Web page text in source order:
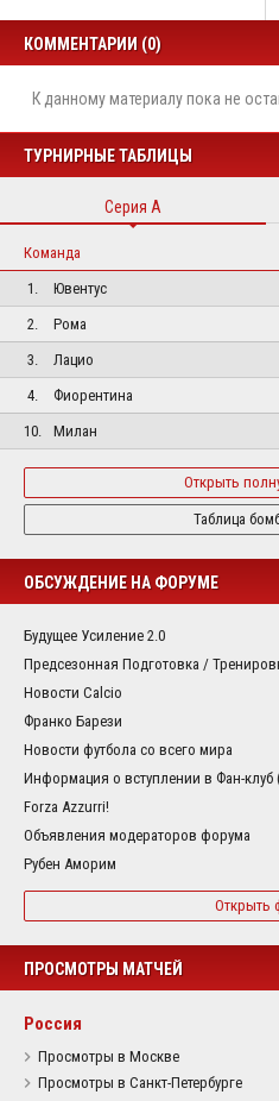
КОММЕНТАРИИ (0)
К данному материалу пока не
ТУРНИРНЫЕ ТАБЛИЦЫ
Серия А
Команда
1.
Ювентус
2.
Рома
3.
Лацио
4.
Фиорентина
10.
Милан
Открыть
Таблица
ОБСУЖДЕНИЕ НА ФОРУМЕ
Будущее Усиление 2.0
Предсезонная Подготовка /
Новости Calcio
Франко Барези
Новости футбола со всего мира
Информация о вступлении в Фан-
Forza Azzurri!
Объявления модераторов форума
Рубен Аморим
Открыть
ПРОСМОТРЫ МАТЧЕЙ
Россия
Просмотры в Москве
Просмотры в Санкт-Петербурге